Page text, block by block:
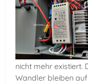
nicht mehr existiert.
Wandler bleiben